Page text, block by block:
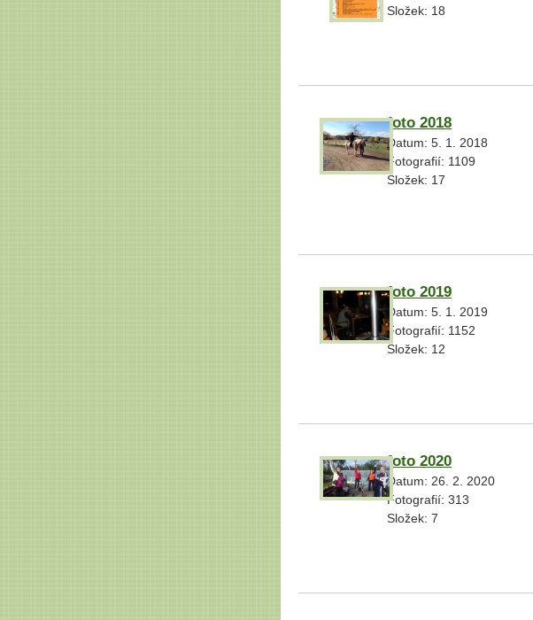
Složek: 18
foto 2018
Datum: 5. 1. 2018
Fotografií: 1109
Složek: 17
foto 2019
Datum: 5. 1. 2019
Fotografií: 1152
Složek: 12
foto 2020
Datum: 26. 2. 2020
Fotografií: 313
Složek: 7